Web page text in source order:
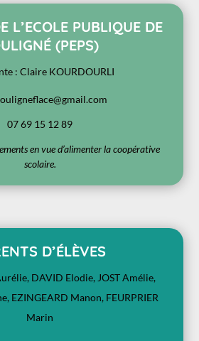
L’ECOLE PUBLIQUE DE
(PEPS)
: Claire KOURDOURLI
07 69 15 12 89
en vue d’alimenter la coopérative
scolaire.
D’ÉLÈVES
DAVID Elodie, JOST Amélie,
EZINGEARD Manon, FEURPRIER
Marin